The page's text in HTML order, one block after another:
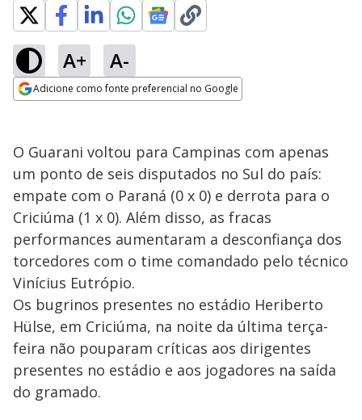
A+ A-
Adicione como fonte preferencial no Google
O Guarani voltou para Campinas com apenas
um ponto de seis disputados no Sul do país:
empate com o Paraná (0 x 0) e derrota para o
Criciúma (1 x 0). Além disso, as fracas
performances aumentaram a desconfiança dos
torcedores com o time comandado pelo técnico
Vinícius Eutrópio.
Os bugrinos presentes no estádio Heriberto
Hülse, em Criciúma, na noite da última terça-
feira não pouparam críticas aos dirigentes
presentes no estádio e aos jogadores na saída
do gramado.